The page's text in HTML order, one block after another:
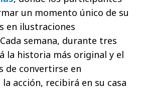
un momento único de su
en ilustraciones
semana, durante tres
la historia más original y el
de convertirse en
acción, recibirá en su casa